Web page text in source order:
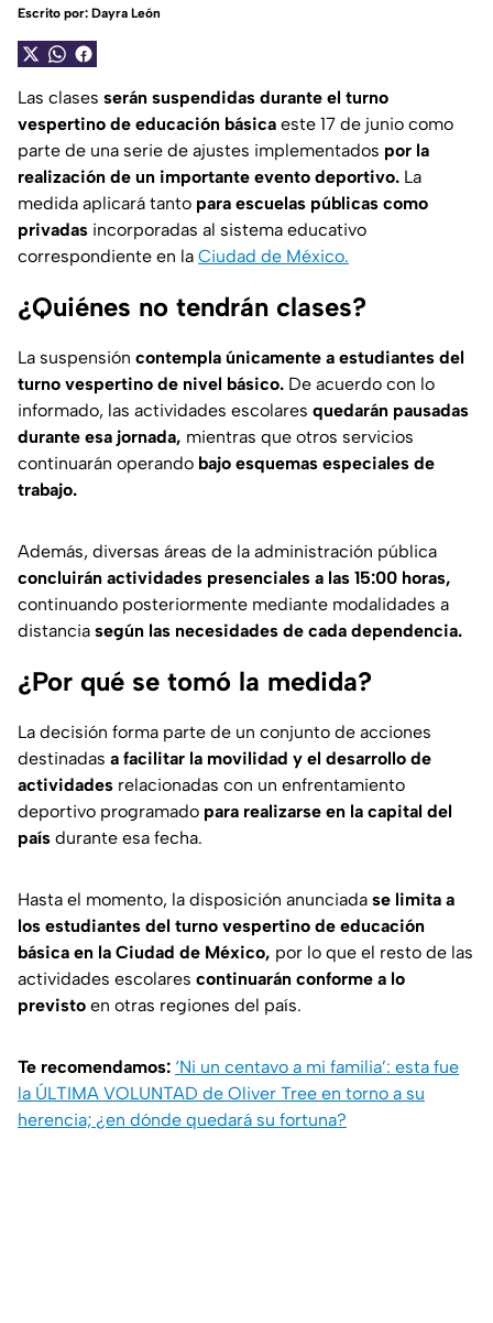
Escrito por: Dayra León
Las clases serán suspendidas durante el turno
vespertino de educación básica este 17 de junio como
parte de una serie de ajustes implementados por la
realización de un importante evento deportivo. La
medida aplicará tanto para escuelas públicas como
privadas incorporadas al sistema educativo
correspondiente en la Ciudad de México.
¿Quiénes no tendrán clases?
La suspensión contempla únicamente a estudiantes del
turno vespertino de nivel básico. De acuerdo con lo
informado, las actividades escolares quedarán pausadas
durante esa jornada, mientras que otros servicios
continuarán operando bajo esquemas especiales de
trabajo.
Además, diversas áreas de la administración pública
concluirán actividades presenciales a las 15:00 horas,
continuando posteriormente mediante modalidades a
distancia según las necesidades de cada dependencia.
¿Por qué se tomó la medida?
La decisión forma parte de un conjunto de acciones
destinadas a facilitar la movilidad y el desarrollo de
actividades relacionadas con un enfrentamiento
deportivo programado para realizarse en la capital del
país durante esa fecha.
Hasta el momento, la disposición anunciada se limita a
los estudiantes del turno vespertino de educación
básica en la Ciudad de México, por lo que el resto de las
actividades escolares continuarán conforme a lo
previsto en otras regiones del país.
Te recomendamos: ‘Ni un centavo a mi familia’: esta fue
la ÚLTIMA VOLUNTAD de Oliver Tree en torno a su
herencia; ¿en dónde quedará su fortuna?